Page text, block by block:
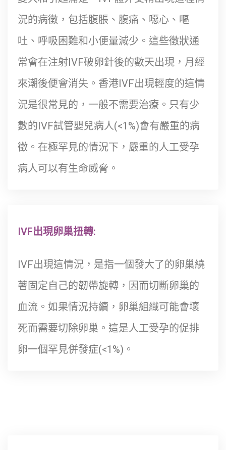
況的病徵，包括腹脹、腹痛、噁心、嘔
吐、呼吸困難和小便量減少。這些徵狀通
常會在注射IVF破卵針後的數天出現，月經
來潮後便會消失。香港IVF出現輕度的這情
況是很常見的，一般不需要治療。只有少
數的IVF試管嬰兒病人(<1%)會有嚴重的病
徵。在極罕見的情況下，嚴重的人工受孕
病人可以有生命威脅。
IVF出現卵巢扭轉:
IVF出現這情況，是指一個發大了的卵巢繞
著固定自己的韌帶旋轉，因而切斷卵巢的
血流。如果情況持續，卵巢組織可能會壞
死而需要切除卵巢。這是人工受孕的促排
卵一個罕見併發症(<1%)。